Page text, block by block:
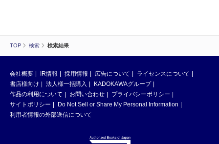
TOP 検索 検索結果
会社概要 IR情報 採用情報 広告について
ライセンスについて
書店様向け
法人様一括購入
KADOKAWAグループ
作品の利用について
お問い合わせ
プライバシーポリシー
サイトポリシー
Do Not Sell or Share My Personal Information
利用者情報の外部送信について